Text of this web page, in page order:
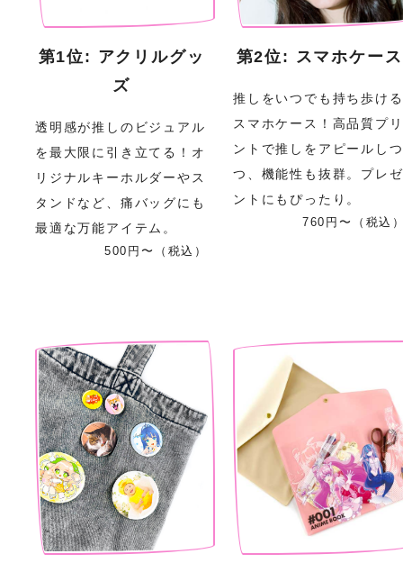
第1位: アクリルグッ
ズ
透明感が推しのビジュアル
を最大限に引き立てる！オ
リジナルキーホルダーやス
タンドなど、痛バッグにも
最適な万能アイテム。
500円〜（税込）
第2位: スマホケース
推しをいつでも持ち歩ける
スマホケース！高品質プリ
ントで推しをアピールしつ
つ、機能性も抜群。プレゼ
ントにもぴったり。
760円〜（税込